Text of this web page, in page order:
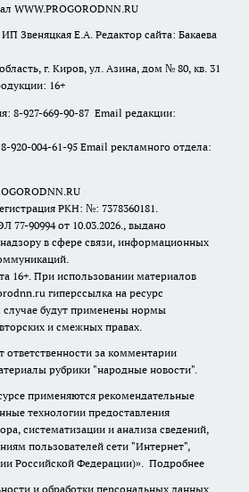
WWW.PROGORODNN.RU
Звеняцкая Е.А. Редактор сайта: Бакаева
г. Киров, ул. Азина, дом № 80, кв. 31
16+
8-927-669-90-87 Email редакции:
920-004-61-95 Email рекламного отдела:
РКН: №: 7378360181.
77-90994 от 10.03.2026., выдано
в сфере связи, информационных
16+. При использовании материалов
гиперссылка на ресурс
случае будут применены нормы
и смежных правах.
ответственности за комментарии
рубрики "народные новости".
применяются рекомендательные
технологии предоставления
систематизации и анализа сведений,
пользователей сети "Интернет",
Российской Федерации)». Подробнее
и обработки персональных данных